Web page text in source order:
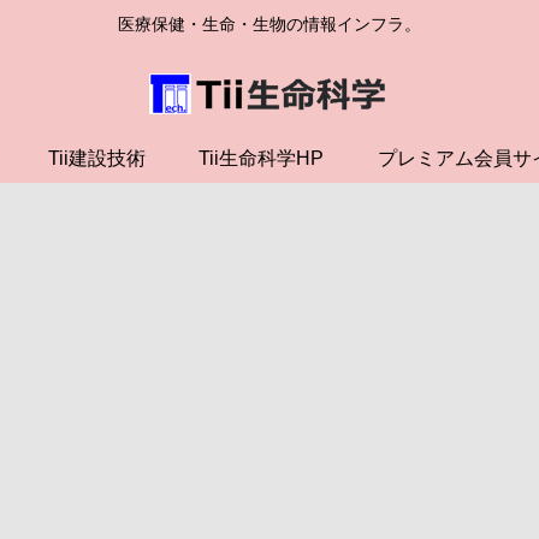
医療保健・生命・生物の情報インフラ。
Tii建設技術 Tii生命科学HP プレミアム会員サ